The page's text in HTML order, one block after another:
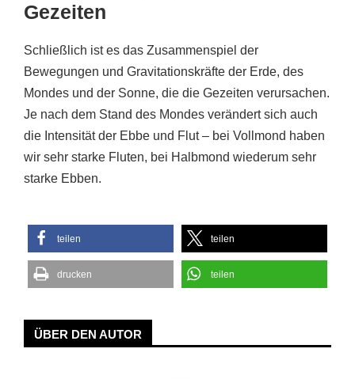
Gezeiten
Schließlich ist es das Zusammenspiel der
Bewegungen und Gravitationskräfte der Erde, des
Mondes und der Sonne, die die Gezeiten verursachen.
Je nach dem Stand des Mondes verändert sich auch
die Intensität der Ebbe und Flut – bei Vollmond haben
wir sehr starke Fluten, bei Halbmond wiederum sehr
starke Ebben.
teilen teilen
drucken teilen
ÜBER DEN AUTOR